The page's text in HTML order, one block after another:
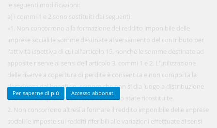
le seguenti modificazioni:
a) i commi 1 e 2 sono sostituiti dai seguenti:
«1. Non concorrono alla formazione del reddito imponibile delle
imprese sociali le somme destinate al versamento del contributo per
l'attività ispettiva di cui all'articolo 15, nonché le somme destinate ad
apposite riserve ai sensi dell'articolo 3, commi 1 e 2. L'utilizzazione
delle riserve a copertura di perdite è consentita e non comporta la
decadenza dal beneficio, sempre che non si dia luogo a distribuzione
di utili fino a quando le riserve non siano state ricostituite.
2. Non concorrono altresì a formare il reddito imponibile delle imprese
sociali le imposte sui redditi riferibili alle variazioni effettuate ai sensi
Acquista ora
Per saperne di più Accesso abbonati